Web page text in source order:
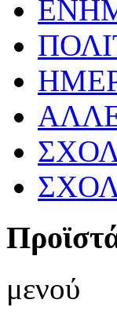
μενού